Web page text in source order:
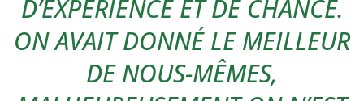
D’EXPÉRIENCE ET DE CHANCE.
ON AVAIT DONNÉ LE MEILLEUR
DE NOUS-MÊMES,